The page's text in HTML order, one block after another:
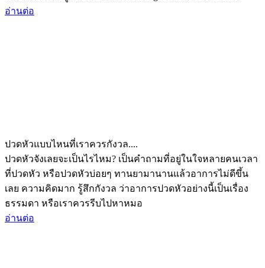
อ่านต่อ
ปวดหัวแบบไหนที่เราควรกังวล....
ปวดหัวจังเลยจะเป็นไรไหม? เป็นคำถามที่อยู่ในใจหลายคนเวลา
ที่ปวดหัว หรือปวดหัวบ่อยๆ ทานยามานานแล้วอาการไม่ดีขึ้น
เลย ความคิดมาก รู้สึกกังวล ว่าอาการปวดหัวอย่างนี้เป็นเรื่อง
ธรรมดา หรือเราควรรีบไปหาหมอ
อ่านต่อ